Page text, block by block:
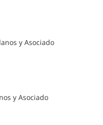
y Asociado
y Asociado